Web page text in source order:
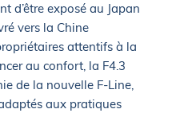
d’être exposé au Japan
vers la Chine
attentifs à la
au confort, la F4.3
de la nouvelle F-Line,
aux pratiques